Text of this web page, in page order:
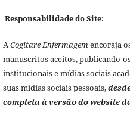
Responsabilidade do Site:
ACogitare Enfermagemencoraja
manuscritos aceitos, publicando-
institucionais e mídias sociais
suas mídias sociais pessoais,
completa à versão do website